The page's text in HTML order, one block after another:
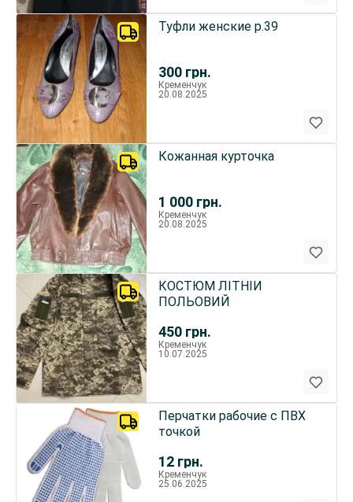
300 грн.
Туфли женские р.39
Кременчук
20.08.2025
1 000 грн.
Кожанная курточка
Кременчук
20.08.2025
450 грн.
КОСТЮМ ЛІТНІЙ
ПОЛЬОВИЙ
Кременчук
10.07.2025
12 грн.
Перчатки рабочие с ПВХ
точкой
Кременчук
25.06.2025